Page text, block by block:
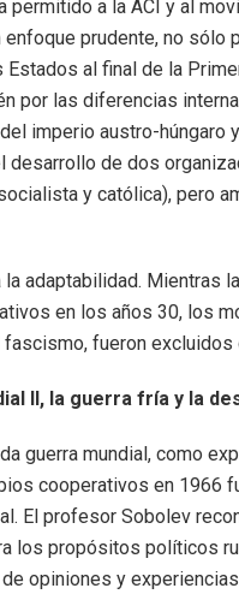
permitido a la ACI y al
enfoque prudente, no sólo
al final de la
por las diferencias
imperio austro-húngaro
desarrollo de dos
y católica), pero
adaptabilidad. Mientras
en los años 30, los
fueron excluidos
II, la guerra fría y la
guerra mundial, como
cooperativos en 1966
El profesor Sobolev
los propósitos políticos
opiniones y